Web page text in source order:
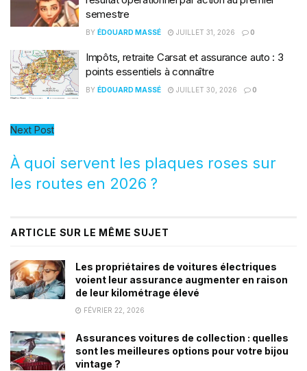
semestre
BY ÉDOUARD MASSÉ JUILLET 31, 2026 0
Impôts, retraite Carsat et assurance auto : 3
points essentiels à connaître
BY ÉDOUARD MASSÉ JUILLET 30, 2026 0
Next Post
À quoi servent les plaques roses sur
les routes en 2026 ?
ARTICLE SUR LE MÊME SUJET
Les propriétaires de voitures électriques
voient leur assurance augmenter en raison
de leur kilométrage élevé
FÉVRIER 22, 2026
Assurances voitures de collection : quelles
sont les meilleures options pour votre bijou
vintage ?